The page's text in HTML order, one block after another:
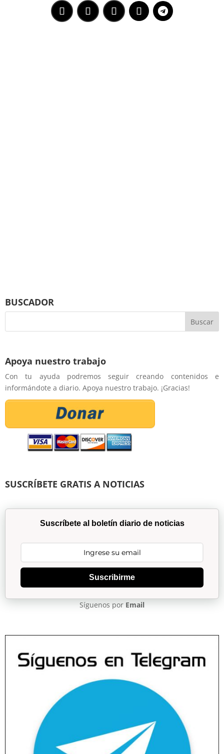
BUSCADOR
Apoya nuestro trabajo
Con tu ayuda podremos seguir creando contenidos e
informándote a diario. Apoya nuestro trabajo. ¡Gracias!
SUSCRÍBETE GRATIS A NOTICIAS
Suscríbete al boletín diario de noticias
Suscribirme
Síguenos por Email